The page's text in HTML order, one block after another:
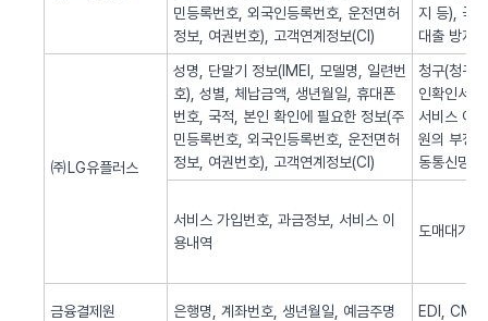
민등록번호, 외국인등록번호, 운전면허
정보, 여권번호), 고객연계정보(CI)
지 등), 국
대출 방지,
㈜LG유플러스
성명, 단말기 정보(IMEI, 모델명, 일련번
호), 성별, 체납금액, 생년월일, 휴대폰
번호, 국적, 본인 확인에 필요한 정보(주
민등록번호, 외국인등록번호, 운전면허
정보, 여권번호), 고객연계정보(CI)
청구(청구
인확인서
서비스 이
원의 부정
동통신망
서비스 가입번호, 과금정보, 서비스 이
용내역
도매대가
금융결제원 은행명, 계좌번호, 생년월일, 예금주명 EDI, CMS